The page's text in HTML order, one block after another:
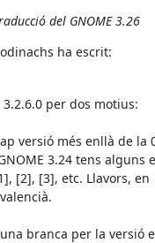
del GNOME 3.26
ha escrit:
per dos motius:
versió més enllà de la
3.24 tens alguns
[2], [3], etc. Llavors, en
branca per la versió